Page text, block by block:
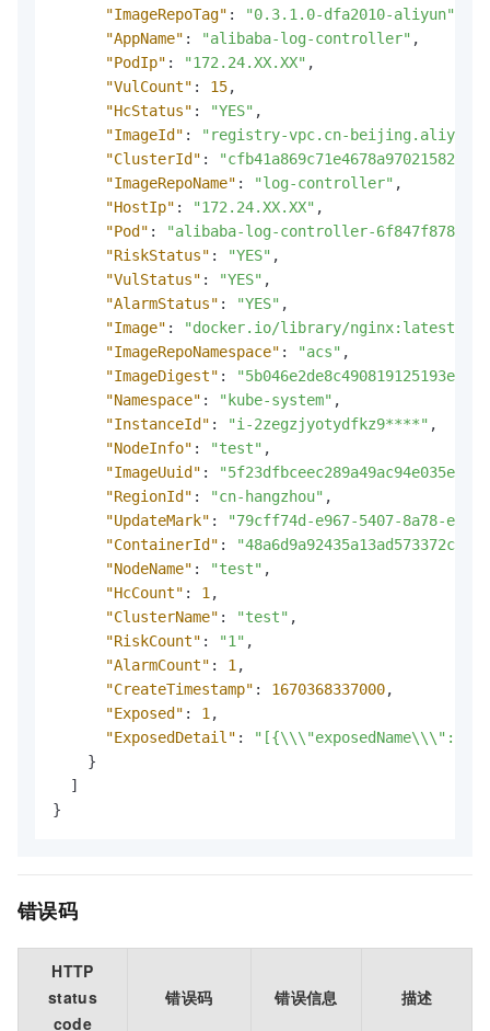
"ImageRepoTag" : "0.3.1.0-dfa2010-aliyun"
"AppName" : "alibaba-log-controller" ,
"PodIp" : "172.24.XX.XX" ,
"VulCount" : 15,
"HcStatus" : "YES" ,
"ImageId" :
"registry-vpc.cn-
"ClusterId" :
"ImageRepoName" : "log-controller" ,
"HostIp" : "172.24.XX.XX" ,
"Pod" :
"alibaba-log-controller-6f847f8786-
"RiskStatus" : "YES" ,
"VulStatus" : "YES" ,
"AlarmStatus" : "YES" ,
"Image" : "docker.io/library/nginx:latest"
"ImageRepoNamespace" : "acs" ,
"ImageDigest" :
"Namespace" : "kube-system" ,
"InstanceId" : "i-2zegzjyotydfkz9****" ,
"NodeInfo" : "test" ,
"ImageUuid" :
"RegionId" : "cn-hangzhou" ,
"UpdateMark" :
"79cff74d-e967-5407-8a78-
"ContainerId" :
"NodeName" : "test" ,
"HcCount" : 1 ,
"ClusterName" : "test" ,
"RiskCount" : "1" ,
"AlarmCount" : 1 ,
"CreateTimestamp" : 1670368337000,
"Exposed" : 1 ,
"ExposedDetail" :
}
]
}
错误码
HTTP
status
code
错误码 错误信息 描述